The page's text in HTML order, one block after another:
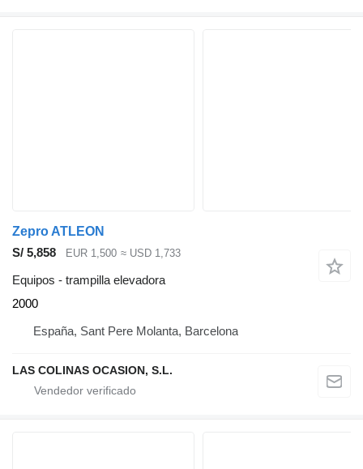
Zepro ATLEON
S/ 5,858
EUR 1,500 ≈ USD 1,733
Equipos - trampilla elevadora
2000
España, Sant Pere Molanta, Barcelona
LAS COLINAS OCASION, S.L.